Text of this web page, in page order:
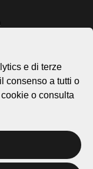
e di terze
consenso a tutti o
o consulta